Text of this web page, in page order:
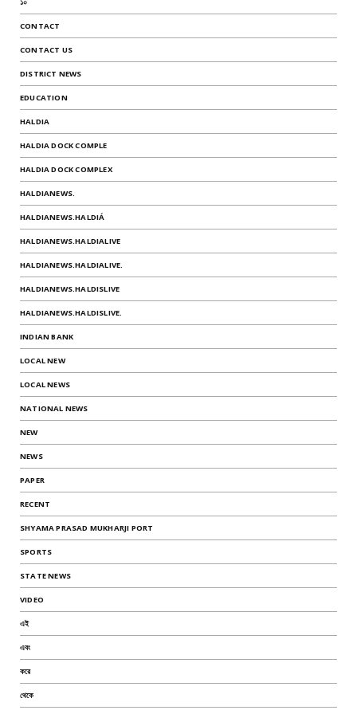
CONTACT
CONTACT US
DISTRICT NEWS
EDUCATION
HALDIA
HALDIA DOCK COMPLE
HALDIA DOCK COMPLEX
HALDIANEWS.
HALDIANEWS.HALDIÁ
HALDIANEWS.HALDIALIVE
HALDIANEWS.HALDIALIVE.
HALDIANEWS.HALDISLIVE
HALDIANEWS.HALDISLIVE.
INDIAN BANK
LOCAL NEW
LOCAL NEWS
NATIONAL NEWS
NEW
NEWS
PAPER
RECENT
SHYAMA PRASAD MUKHARJI PORT
SPORTS
STATE NEWS
VIDEO
এই
এবং
করে
থেকে